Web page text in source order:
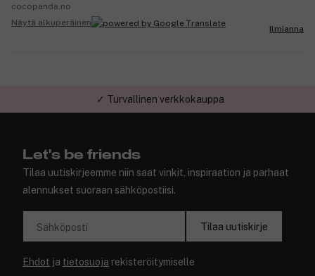
cocopanda.no
Näytä alkuperäinen
Ilmianna
✓ Turvallinen verkkokauppa
Let's be friends
Tilaa uutiskirjeemme niin saat vinkit, inspiraation ja parhaat
alennukset suoraan sähköpostiisi.
Sähköposti Tilaa uutiskirje
Ehdot ja tietosuoja rekisteröitymiselle